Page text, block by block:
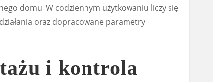
domu. W codziennym użytkowaniu liczy się
oraz dopracowane parametry
i kontrola